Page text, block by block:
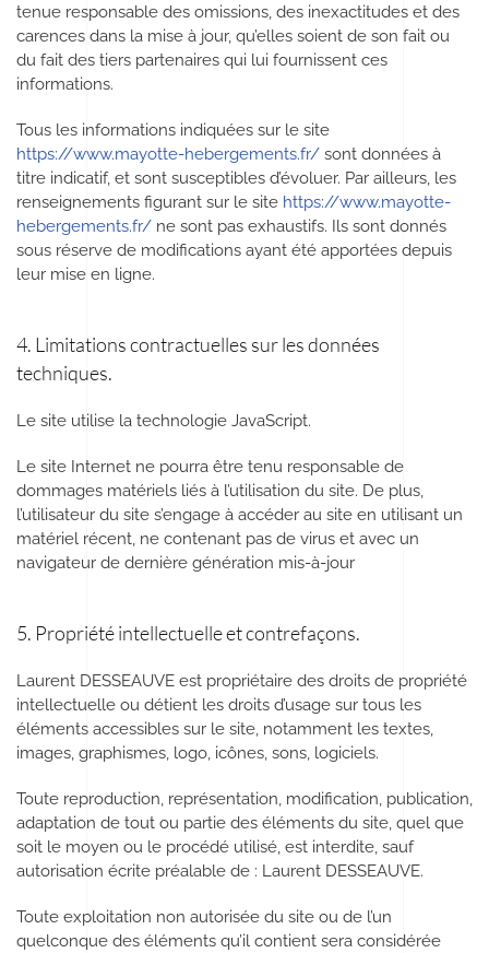
tenue responsable des omissions, des inexactitudes et des
carences dans la mise à jour, qu’elles soient de son fait ou
du fait des tiers partenaires qui lui fournissent ces
informations.
Tous les informations indiquées sur le site
https://www.mayotte-hebergements.fr/ sont données à
titre indicatif, et sont susceptibles d’évoluer. Par ailleurs, les
renseignements figurant sur le site https://www.mayotte-
hebergements.fr/ ne sont pas exhaustifs. Ils sont donnés
sous réserve de modifications ayant été apportées depuis
leur mise en ligne.
4. Limitations contractuelles sur les données
techniques.
Le site utilise la technologie JavaScript.
Le site Internet ne pourra être tenu responsable de
dommages matériels liés à l’utilisation du site. De plus,
l’utilisateur du site s’engage à accéder au site en utilisant un
matériel récent, ne contenant pas de virus et avec un
navigateur de dernière génération mis-à-jour
5. Propriété intellectuelle et contrefaçons.
Laurent DESSEAUVE est propriétaire des droits de propriété
intellectuelle ou détient les droits d’usage sur tous les
éléments accessibles sur le site, notamment les textes,
images, graphismes, logo, icônes, sons, logiciels.
Toute reproduction, représentation, modification, publication,
adaptation de tout ou partie des éléments du site, quel que
soit le moyen ou le procédé utilisé, est interdite, sauf
autorisation écrite préalable de : Laurent DESSEAUVE.
Toute exploitation non autorisée du site ou de l’un
quelconque des éléments qu’il contient sera considérée